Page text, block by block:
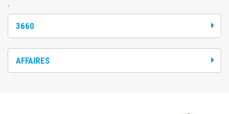
`
3660
AFFAIRES